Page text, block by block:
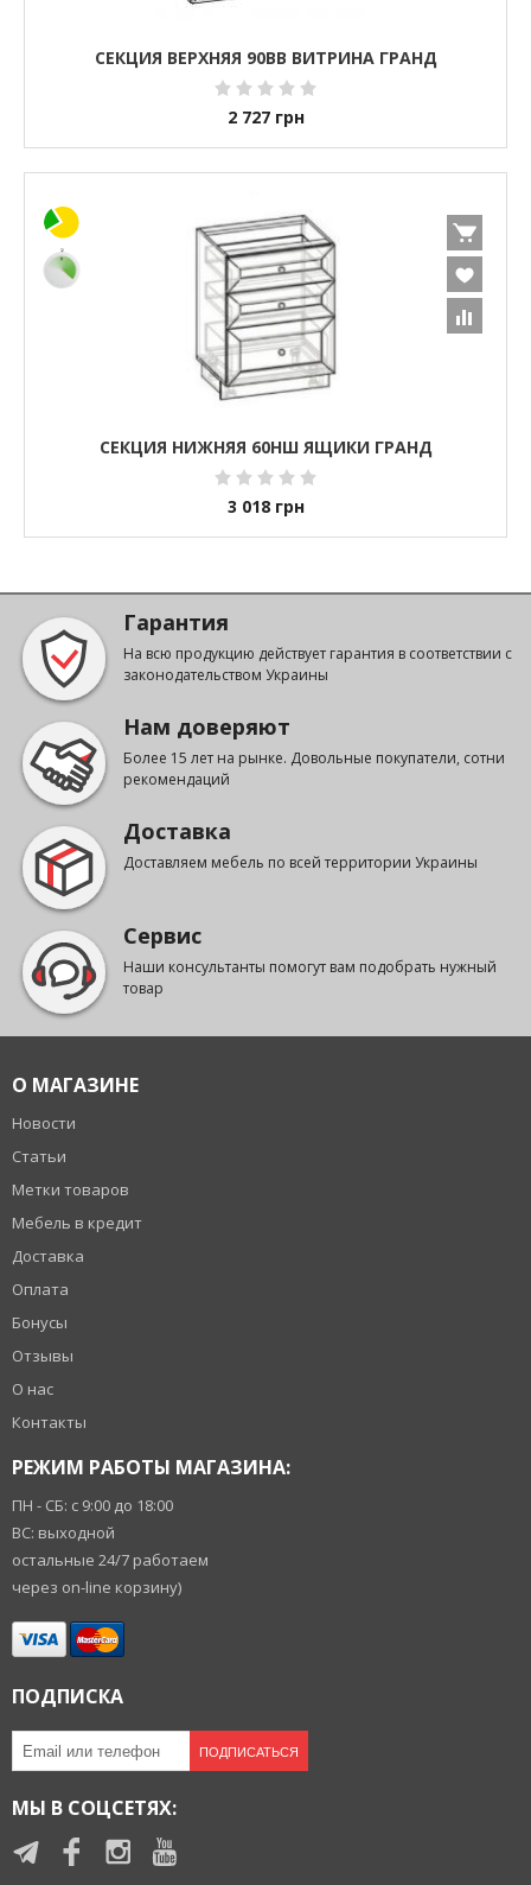
СЕКЦИЯ ВЕРХНЯЯ 90ВВ ВИТРИНА ГРАНД
2 727 грн
СЕКЦИЯ НИЖНЯЯ 60НШ ЯЩИКИ ГРАНД
3 018 грн
Гарантия
На всю продукцию действует гарантия в соответствии с
законодательством Украины
Нам доверяют
Более 15 лет на рынке. Довольные покупатели, сотни
рекомендаций
Доставка
Доставляем мебель по всей территории Украины
Сервис
Наши консультанты помогут вам подобрать нужный
товар
О МАГАЗИНЕ
Новости
Статьи
Метки товаров
Мебель в кредит
Доставка
Оплата
Бонусы
Отзывы
О нас
Контакты
РЕЖИМ РАБОТЫ МАГАЗИНА:
ПН - СБ: с 9:00 до 18:00
ВС: выходной
остальные 24/7 работаем
через on-line корзину)
ПОДПИСКА
ПОДПИСАТЬСЯ
МЫ В СОЦСЕТЯХ: